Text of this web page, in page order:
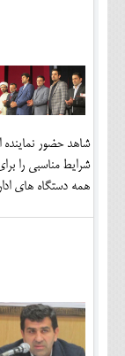
شاهد حضور نماينده
شرايط مناسبي را
همه دستگاه هاي